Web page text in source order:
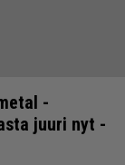
-
juuri nyt -